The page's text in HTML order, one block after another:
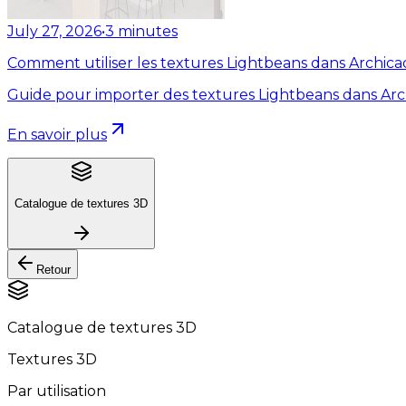
July 27, 2026•3 minutes
Comment utiliser les textures Lightbeans dans
Guide pour importer des textures Lightbeans dans
En savoir plus
Catalogue de textures 3D
Retour
Catalogue de textures 3D
Textures 3D
Par utilisation